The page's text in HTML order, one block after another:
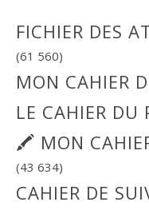
FICHIER DES
(61 560)
MON CAHIER
LE CAHIER DU
🖍 MON
(43 634)
CAHIER DE